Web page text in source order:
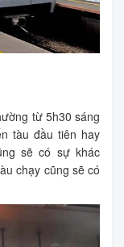
từ 5h30 sáng
tàu đầu tiên hay
sẽ có sự khác
chạy cũng sẽ có